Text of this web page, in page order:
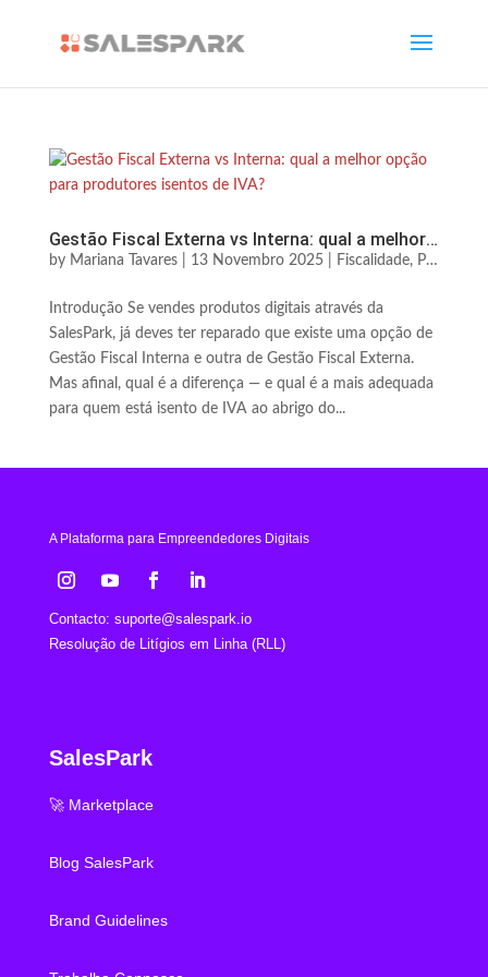
Gestão Fiscal Externa vs Interna: qual a melhor opção para produtores isentos de IVA?
by Mariana Tavares| 13 Novembro 2025| Fiscalidade, Pagamentos & Legal
Introdução Se vendes produtos digitais através da
SalesPark, já deves ter reparado que existe uma opção de
Gestão Fiscal Interna e outra de Gestão Fiscal Externa.
Mas afinal, qual é a diferença — e qual é a mais adequada
para quem está isento de IVA ao abrigo do...
A Plataforma para Empreendedores Digitais
Contacto: suporte@salespark.io
Resolução de Litígios em Linha (RLL)
SalesPark
🚀 Marketplace
Blog SalesPark
Brand Guidelines